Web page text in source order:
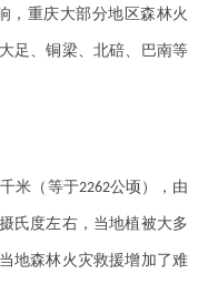
，重庆大部分地区森林火
足、铜梁、北碚、巴南等
米（等于2262公顷），由
氏度左右，当地植被大多
地森林火灾救援增加了难